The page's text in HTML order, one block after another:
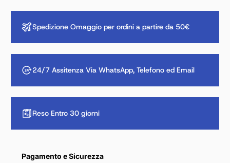
Spedizione Omaggio per ordini a partire da 50€
24/7 Assitenza Via WhatsApp, Telefono ed Email
Reso Entro 30 giorni
Pagamento e Sicurezza